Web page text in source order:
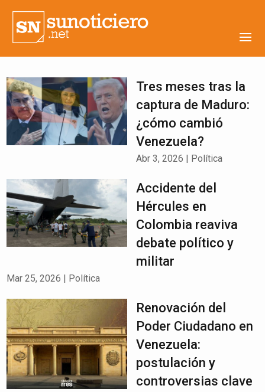
Tres meses tras la
captura de Maduro:
¿cómo cambió
Venezuela?
Abr 3, 2026 | Política
Accidente del
Hércules en
Colombia reaviva
debate político y
militar
Mar 25, 2026 | Política
Renovación del
Poder Ciudadano en
Venezuela:
postulación y
controversias clave